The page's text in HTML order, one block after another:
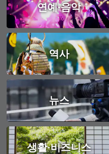
연예·음악
역사
뉴스
생활·비즈니스